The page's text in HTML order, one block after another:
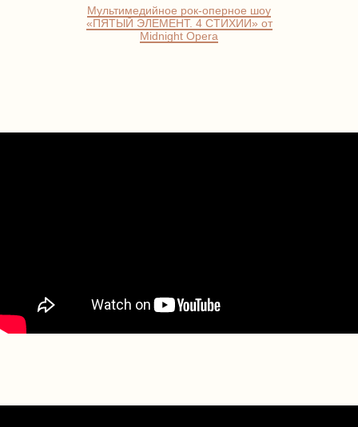
Мультимедийное рок-оперное шоу
«ПЯТЫЙ ЭЛЕМЕНТ. 4 СТИХИИ» от
Midnight Opera